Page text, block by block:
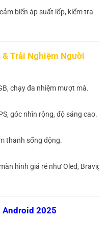
biến áp suất lốp, kiểm tra
Trải Nghiệm Người
chạy đa nhiệm mượt mà.
góc nhìn rộng, độ sáng cao.
thanh sống động.
hình giá rẻ như Oled, Bravigo
Android 2025